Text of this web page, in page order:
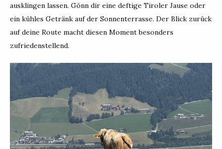
ausklingen lassen. Gönn dir eine deftige Tiroler Jause oder
ein kühles Getränk auf der Sonnenterrasse. Der Blick zurück
auf deine Route macht diesen Moment besonders
zufriedenstellend.